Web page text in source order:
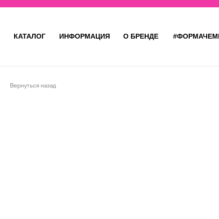
КАТАЛОГ ИНФОРМАЦИЯ О БРЕНДЕ
Вернуться назад